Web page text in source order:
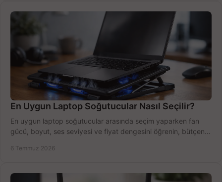
En Uygun Laptop Soğutucular Nasıl Seçilir?
En uygun laptop soğutucular arasında seçim yaparken fan
gücü, boyut, ses seviyesi ve fiyat dengesini öğrenin, bütçenizi
6 Temmuz 2026